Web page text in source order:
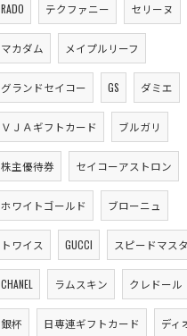
RADO テクファニー セリーヌ
マカダム メイプルリーフ
グランドセイコー GS ダミエ
ＶＪＡギフトカード ブルガリ
株主優待券 セイコーアストロン
ホワイトゴールド ブローニュ
トワイス GUCCI スピードマス
CHANEL ラムスキン クレドール
銀杯 日専連ギフトカード ディ